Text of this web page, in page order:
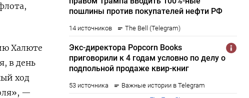
Халюте
в день
ход
—